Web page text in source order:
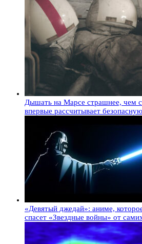
Дышать на Марсе страшнее, чем
впервые рассчитывает
«Девятый джедай»: аниме,
спасет «Звездные войны» от